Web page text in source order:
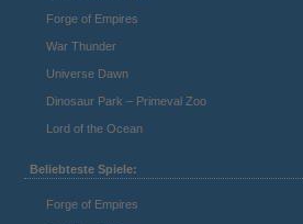
Forge of Empires
War Thunder
Universe Dawn
Dinosaur Park – Primeval Zoo
Lord of the Ocean
Beliebteste Spiele:
Forge of Empires